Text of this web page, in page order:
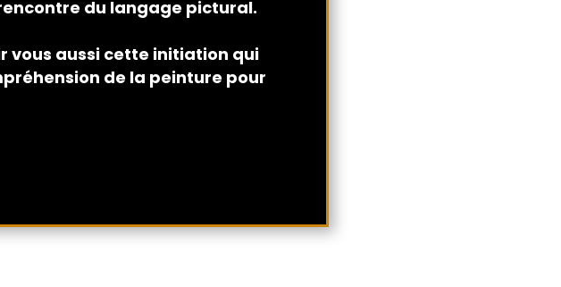
du langage pictural.
vous aussi cette initiation qui
de la peinture pour